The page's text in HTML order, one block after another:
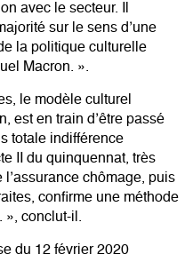
avec le secteur. Il
sur le sens d’une
la politique culturelle
Macron. ».
le modèle culturel
est en train d’être passé
totale indifférence
II du quinquennat, très
chômage, puis
confirme une méthode
», conclut-il.
du 12 février 2020